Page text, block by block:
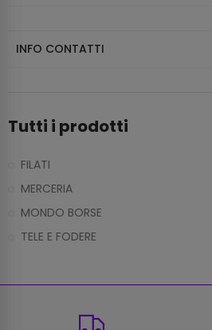
INFO CONTATTI
Tutti i prodotti
FILATI
MERCERIA
MONDO BORSE
TELE E FODERE